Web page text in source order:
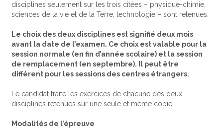
disciplines seulement sur les trois citées – physique-chimie,
sciences de la vie et de la Terre, technologie – sont retenues.
Le choix des deux disciplines est signifié deux mois
avant la date de l’examen. Ce choix est valable pour la
session normale (en fin d’année scolaire) et la session
de remplacement (en septembre). Il peut être
différent pour les sessions des centres étrangers.
Le candidat traite les exercices de chacune des deux
disciplines retenues sur une seule et même copie.
Modalités de l’épreuve